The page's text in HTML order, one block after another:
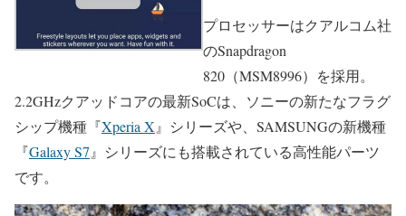
プロセッサーはクアルコム社
のSnapdragon
820（MSM8996）を採用。
2.2GHzクアッドコアの最新SoCは、ソニーの新たなフラグ
シップ機種『Xperia X』シリーズや、SAMSUNGの新機種
『Galaxy S7』シリーズにも搭載されている高性能パーツ
です。